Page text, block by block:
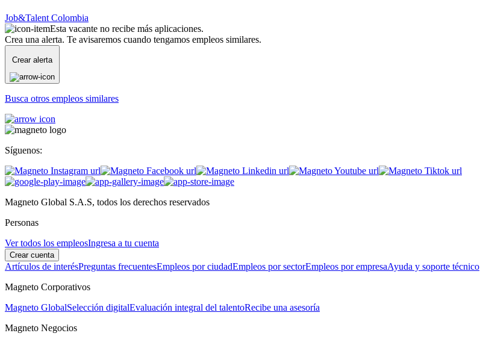
Job&Talent Colombia
Esta vacante no recibe más aplicaciones.
Crea una alerta. Te avisaremos cuando tengamos empleos similares.
Crear alerta
Busca otros empleos similares
Síguenos:
Magneto Global S.A.S, todos los derechos reservados
Personas
Ver todos los empleosIngresa a tu cuenta
Crear cuenta
Artículos de interésPreguntas frecuentesEmpleos por ciudadEmpleos por sectorEmpleos por empresaAyuda y soporte técnico
Magneto Corporativos
Magneto GlobalSelección digitalEvaluación integral del talentoRecibe una asesoría
Magneto Negocios